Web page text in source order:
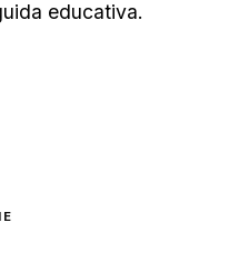
educativa.